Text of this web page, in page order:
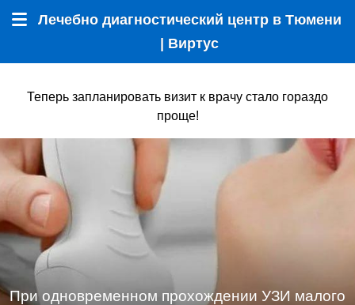
Лечебно диагностический центр в Тюмени
| Виртус
Теперь запланировать визит к врачу стало гораздо
проще!
При одновременном прохождении УЗИ малого